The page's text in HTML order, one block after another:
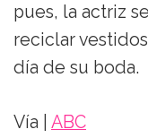
pues, la actriz
reciclar
día de su boda.
Vía | ABC